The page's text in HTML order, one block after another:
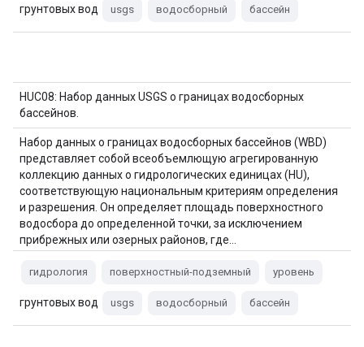
грунтовых вод usgs водосборный бассейн
HUC08: Набор данных USGS о границах водосборных
бассейнов.
Набор данных о границах водосборных бассейнов (WBD)
представляет собой всеобъемлющую агрегированную
коллекцию данных о гидрологических единицах (HU),
соответствующую национальным критериям определения
и разрешения. Он определяет площадь поверхностного
водосбора до определенной точки, за исключением
прибрежных или озерных районов, где…
гидрология поверхностный-подземный уровень
грунтовых вод usgs водосборный бассейн